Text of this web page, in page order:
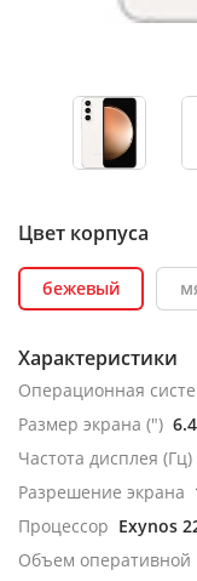
Цвет корпуса
бежевый
Характеристики
Операционная
Размер экрана (") 6.4
Частота дисплея (Гц)
Разрешение экрана
Процессор Exynos
Объем